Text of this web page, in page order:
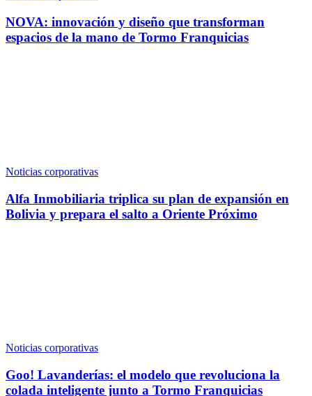
NOVA: innovación y diseño que transforman
espacios de la mano de Tormo Franquicias
Noticias corporativas
Alfa Inmobiliaria triplica su plan de expansión en
Bolivia y prepara el salto a Oriente Próximo
Noticias corporativas
Goo! Lavanderías: el modelo que revoluciona la
colada inteligente junto a Tormo Franquicias